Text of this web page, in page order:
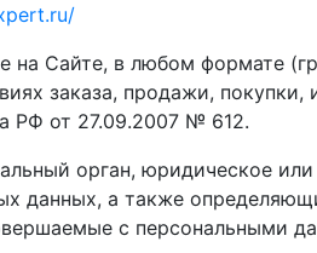
на Сайте, в любом формате
заказа, продажи,
РФ от 27.09.2007 № 612.
орган, юридическое
а также
с персональными